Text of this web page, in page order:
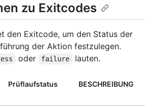
zu Exitcodes
den Exitcode, um den Status der
der Aktion festzulegen.
oder failure lauten.
Prüflaufstatus BESCHREIBUNG